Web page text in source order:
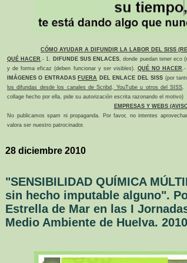
CÓMO AYUDAR A DIFUNDIR LA LABOR DEL SISS
QUÉ HACER.- 1. DIFUNDE SUS ENLACES, donde puedan tener eco
y de forma eficaz (deben funcionar y ser visibles).QUÉ NO HACER.-
IMÁGENES O ENTRADAS FUERA DEL ENLACE DEL SISS (por
los difundas desde los canales de Scribd, YouTube u otros del SISS.
collage hecho por ella, pide su autorización escrita razonando el motivo)
EMPRESAS Y WEBS
No publicamos spam ni propaganda. Por favor, no intentes
valora ser nuestro patrocinador.
28 diciembre 2010
"SENSIBILIDAD QUÍMICA
sin hecho imputable alguno".
Estrella de Mar en las I
Medio Ambiente de Huelva.